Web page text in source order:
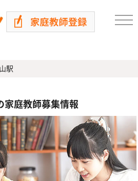
駅
家庭教師募集情報